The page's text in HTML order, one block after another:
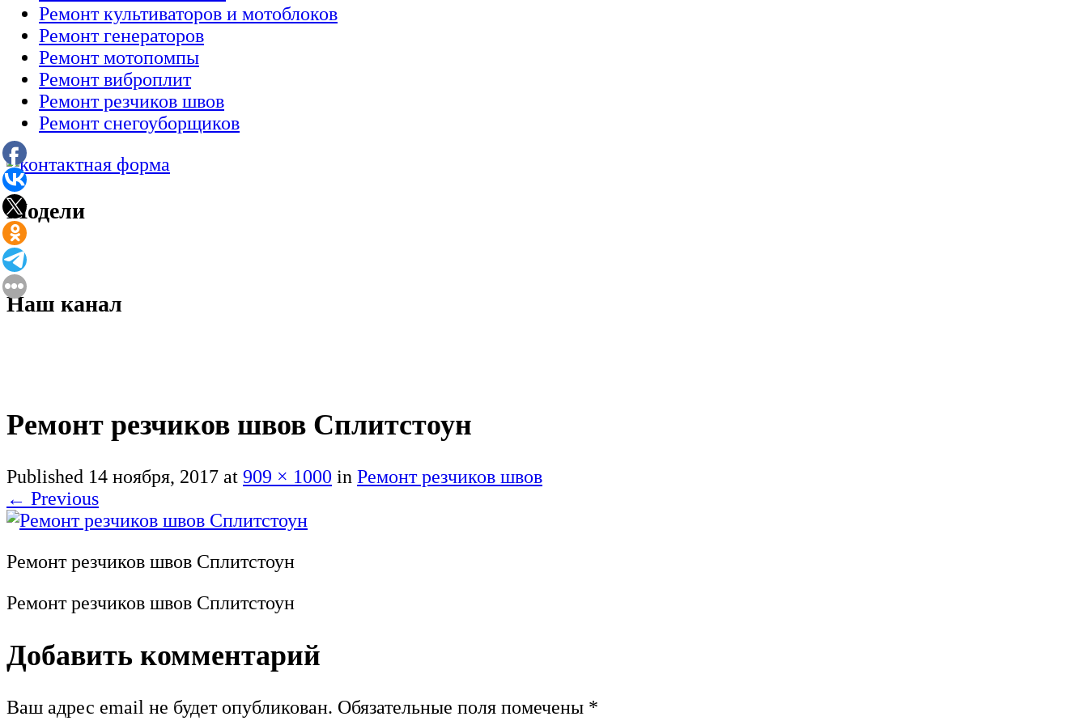
Ремонт культиваторов и мотоблоков
Ремонт генераторов
Ремонт мотопомпы
Ремонт виброплит
Ремонт резчиков швов
Ремонт снегоуборщиков
Модели
Наш канал
Ремонт резчиков швов Сплитстоун
Published 14 ноября, 2017 at 909 × 1000 in Ремонт резчиков швов
← Previous
Ремонт резчиков швов Сплитстоун
Ремонт резчиков швов Сплитстоун
Добавить комментарий
Ваш адрес email не будет опубликован. Обязательные поля помечены *